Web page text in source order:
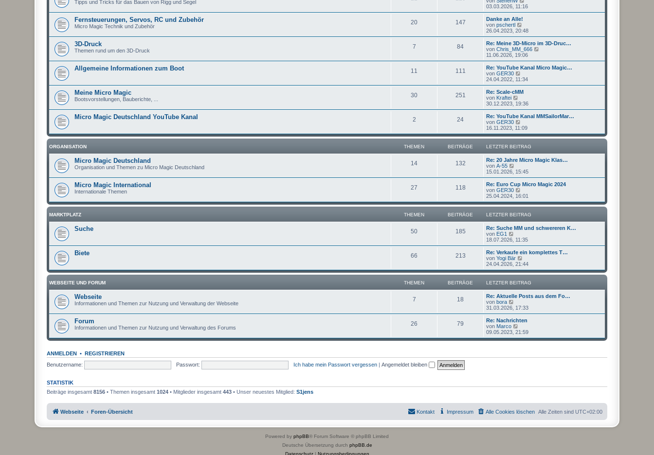
e
i
g
t
r
B
e
i
r
a
g
Tipps und Tricks für das Bauen von Rigg und Segel
e
u
t
r
B
e
i
r
g
03.03.2026, 11:16
Fernsteuerungen, Servos, RC und Zubehör
Micro Magic Technik und Zubehör
20 147
Danke an Alle!
von pschertl
e
u
e
s
t
r
B
e
i
r
g
26.04.2023, 20:48
3D-Druck
Themen rund um den 3D-Druck
7 84
Re: Meine 3D-Micro im 3D-Druc…
von Chris_MM_666
u
e
r
11.06.2026, 19:06
Allgemeine Informationen zum Boot 11 111
Re: YouTube Kanal Micro Magic…
von GER30
e
u
e
t
r
B
e
i
t
a
g
24.04.2022, 11:34
Meine Micro Magic
Bootsvorstellungen, Bauberichte, ...
30 251
Re: Scale-cMM
von Kraftei
e
u
e
s
t
r
B
e
i
t
a
g
30.12.2023, 19:36
Micro Magic Deutschland YouTube Kanal 2 24
Re: YouTube Kanal MMSailorMar…
von GER30
e
u
e
s
r
e
i
t
a
g
16.11.2023, 11:09
ORGANISATION THEMEN BEITRÄGE LETZTER BEITRAG
Micro Magic Deutschland
Organisation und Themen zu Micro Magic Deutschland
14 132
Re: 20 Jahre Micro Magic Klas…
von A-55
e
u
e
s
t
r
B
e
i
t
a
g
15.01.2026, 15:45
Micro Magic International
Internationale Themen
27 118
Re: Euro Cup Micro Magic 2024
von GER30
e
u
e
s
r
e
i
t
r
a
g
25.04.2024, 16:01
MARKTPLATZ THEMEN BEITRÄGE LETZTER BEITRAG
Suche 50 185
Re: Suche MM und schwereren K…
von EG1
e
u
e
s
t
r
B
e
i
t
a
g
18.07.2026, 11:35
Biete 66 213
Re: Verkaufe ein komplettes T…
von Yogi Bär
e
u
e
s
r
e
i
t
a
g
24.04.2026, 21:44
WEBSEITE UND FORUM THEMEN BEITRÄGE LETZTER BEITRAG
Webseite
Informationen und Themen zur Nutzung und Verwaltung der Webseite
7 18
Re: Aktuelle Posts aus dem Fo…
von bora
e
u
e
s
t
r
i
31.03.2026, 17:33
Forum
Informationen und Themen zur Nutzung und Verwaltung des Forums
26 79
Re: Nachrichten
von Marco
e
u
09.05.2023, 21:59
ANMELDEN • REGISTRIEREN
Benutzername:
Passwort: Ich habe mein Passwort vergessen | Angemeldet bleiben
STATISTIK
Beiträge insgesamt 8156 • Themen insgesamt 1024 • Mitglieder insgesamt 443 • Unser neuestes Mitglied: S1jens
Webseite Foren-Übersicht Alle Zeiten sind UTC+02:00
Alle Cookies löschen
Impressum
Kontakt
Powered by phpBB® Forum Software © phpBB Limited
Deutsche Übersetzung durch phpBB.de
Datenschutz| Nutzungsbedingungen